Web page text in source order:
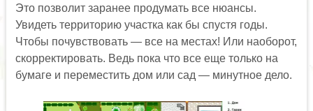
Это позволит заранее продумать все нюансы.
Увидеть территорию участка как бы спустя годы.
Чтобы почувствовать — все на местах! Или наоборот,
скорректировать. Ведь пока что все еще только на
бумаге и переместить дом или сад — минутное дело.